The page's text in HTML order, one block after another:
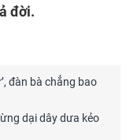
đời.
đàn bà chẳng bao
dại dây dưa kẻo